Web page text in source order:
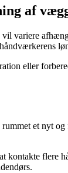
af
variere
eller
et nyt
kontakte